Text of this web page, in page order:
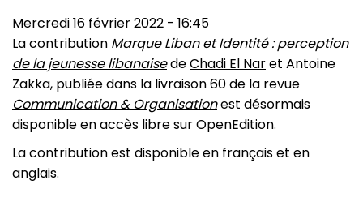
Mercredi 16 février 2022 - 16:45
La contribution Marque Liban et Identité : perception
de la jeunesse libanaisedeChadi El Naret Antoine
Zakka, publiée dans la livraison 60 de la revue
Communication & Organisationest désormais
disponible en accès libre sur OpenEdition.
La contribution est disponible en français et en
anglais.